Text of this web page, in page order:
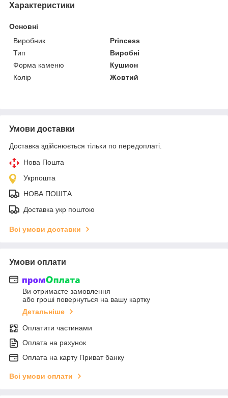
Характеристики
Основні
Виробник
Princess
Тип
Виробні
Форма каменю
Кушион
Колір
Жовтий
Умови доставки
Доставка здійснюється тільки по передоплаті.
Нова Пошта
Укрпошта
НОВА ПОШТА
Доставка укр поштою
Всі умови доставки
Умови оплати
Ви отримаєте замовлення
або гроші повернуться на вашу картку
Детальніше
Оплатити частинами
Оплата на рахунок
Оплата на карту Приват банку
Всі умови оплати